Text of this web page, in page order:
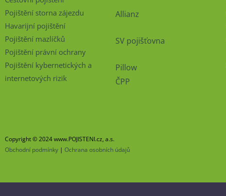
Pojištění storna zájezdu
Havarijní pojištění
Pojištění mazlíčků
Pojištění právní ochrany
Pojištění kybernetických a
internetových rizik
Allianz
SV pojišťovna
Pillow
ČPP
Copyright © 2024 www.POJISTENI.cz, a.s.
Obchodní podmínky | Ochrana osobních údajů